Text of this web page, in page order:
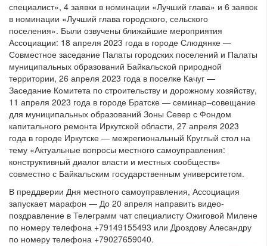
специалист», 4 заявки в номинации «Лучший глава» и 6 заявок
в номинации «Лучший глава городского, сельского
поселения». Были озвучены ближайшие мероприятия
Ассоциации: 18 апреля 2023 года в городе Слюдянке —
Совместное заседание Палаты городских поселений и Палаты
муниципальных образований Байкальской природной
территории, 26 апреля 2023 года в поселке Качуг —
Заседание Комитета по строительству и дорожному хозяйству,
11 апреля 2023 года в городе Братске — семинар–совещание
для муниципальных образований Зоны Север с Фондом
капитального ремонта Иркутской области, 27 апреля 2023
года в городе Иркутске — межрегиональный Круглый стол на
тему «Актуальные вопросы местного самоуправления:
конструктивный диалог власти и местных сообществ»
совместно с Байкальским государственным университетом.
В преддверии Дня местного самоуправления, Ассоциация
запускает марафон — До 20 апреля направить видео-
поздравление в Телеграмм чат специалисту Ожиговой Милене
по номеру телефона +79149155493 или Дроздову Алесандру
по номеру телефона +79027659040.